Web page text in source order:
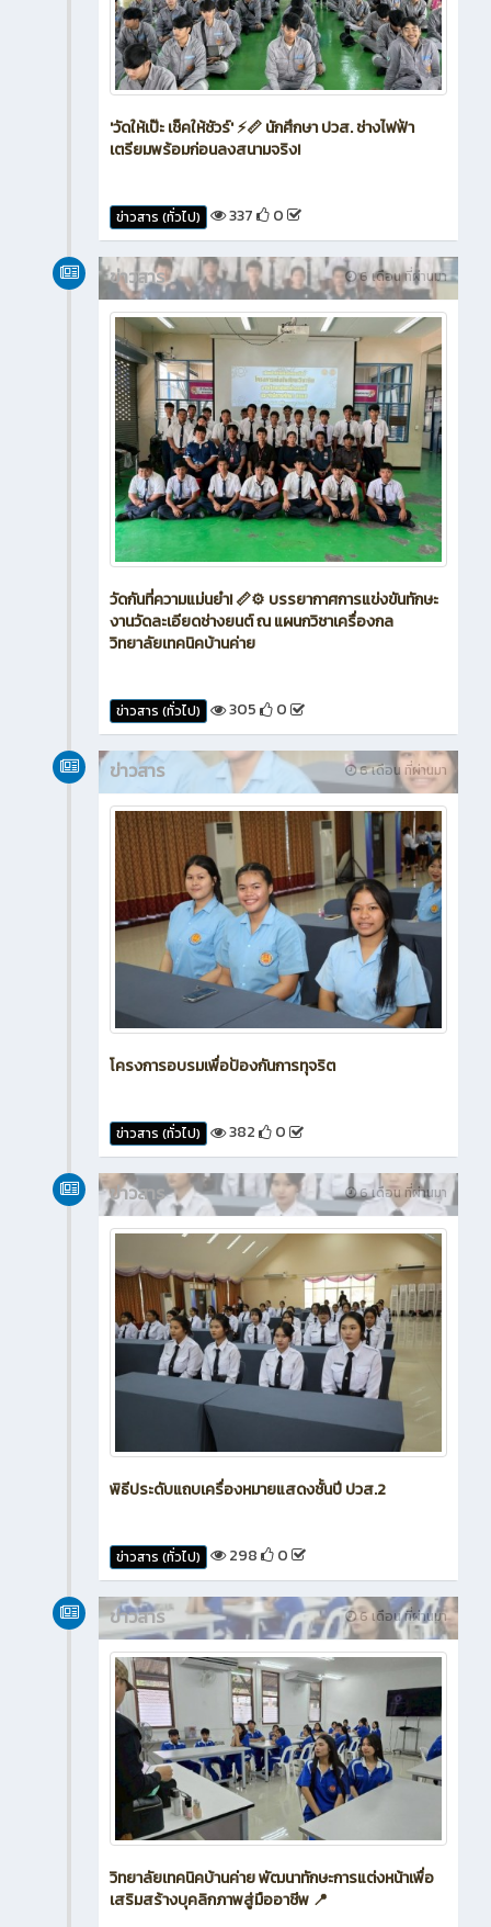
'วัดให้เป๊ะ เช็คให้ชัวร์' ⚡📏 นักศึกษา ปวส. ช่างไฟฟ้า
เตรียมพร้อมก่อนลงสนามจริง!
ข่าวสาร (ทั่วไป) 337 0
6 เดือน ที่ผ่านมา
ข่าวสาร
วัดกันที่ความแม่นยำ! 📏⚙️ บรรยากาศการแข่งขันทักษะ
งานวัดละเอียดช่างยนต์ ณ แผนกวิชาเครื่องกล
วิทยาลัยเทคนิคบ้านค่าย
ข่าวสาร (ทั่วไป) 305 0
6 เดือน ที่ผ่านมา
ข่าวสาร
โครงการอบรมเพื่อป้องกันการทุจริต
ข่าวสาร (ทั่วไป) 382 0
6 เดือน ที่ผ่านมา
ข่าวสาร
พิธีประดับแถบเครื่องหมายแสดงชั้นปี ปวส.2
ข่าวสาร (ทั่วไป) 298 0
6 เดือน ที่ผ่านมา
ข่าวสาร
วิทยาลัยเทคนิคบ้านค่าย พัฒนาทักษะการแต่งหน้าเพื่อ
เสริมสร้างบุคลิกภาพสู่มืออาชีพ 📍